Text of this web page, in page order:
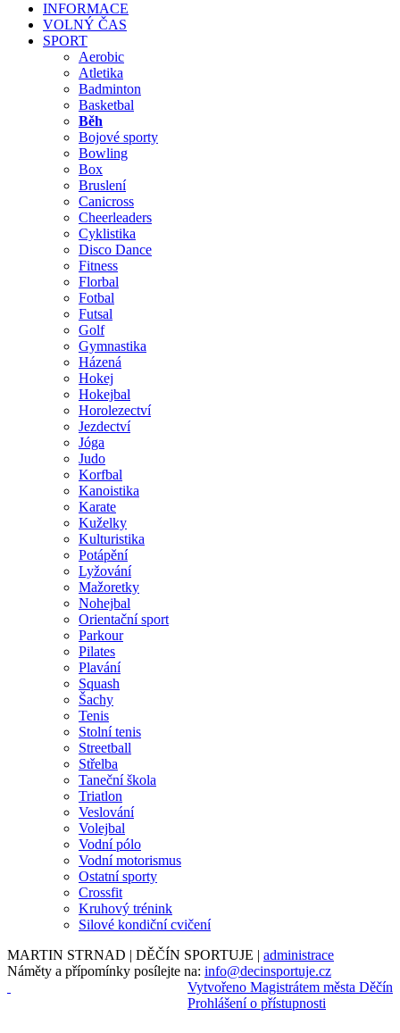
INFORMACE
VOLNÝ ČAS
SPORT
Aerobic
Atletika
Badminton
Basketbal
Běh
Bojové sporty
Bowling
Box
Bruslení
Canicross
Cheerleaders
Cyklistika
Disco Dance
Fitness
Florbal
Fotbal
Futsal
Golf
Gymnastika
Házená
Hokej
Hokejbal
Horolezectví
Jezdectví
Jóga
Judo
Korfbal
Kanoistika
Karate
Kuželky
Kulturistika
Potápění
Lyžování
Mažoretky
Nohejbal
Orientační sport
Parkour
Pilates
Plavání
Squash
Šachy
Tenis
Stolní tenis
Streetball
Střelba
Taneční škola
Triatlon
Veslování
Volejbal
Vodní pólo
Vodní motorismus
Ostatní sporty
Crossfit
Kruhový trénink
Silové kondiční cvičení
MARTIN STRNAD | DĚČÍN SPORTUJE | administrace
Náměty a přípomínky posílejte na: info@decinsportuje.cz
Vytvořeno Magistrátem města Děčín
Prohlášení o přístupnosti